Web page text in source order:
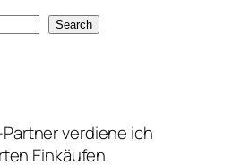
Search
verdiene ich
Einkäufen.